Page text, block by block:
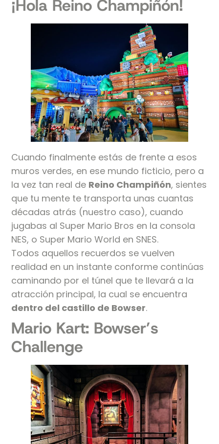
¡Hola Reino Champiñón!
Cuando finalmente estás de frente a esos
muros verdes, en ese mundo ficticio, pero a
la vez tan real de Reino Champiñón, sientes
que tu mente te transporta unas cuantas
décadas atrás (nuestro caso), cuando
jugabas al Super Mario Bros en la consola
NES, o Super Mario World en SNES.
Todos aquellos recuerdos se vuelven
realidad en un instante conforme continúas
caminando por el túnel que te llevará a la
atracción principal, la cual se encuentra
dentro del castillo de Bowser.
Mario Kart: Bowser’s
Challenge